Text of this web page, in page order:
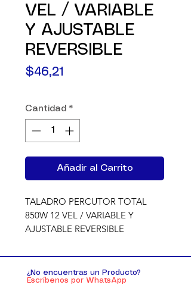
VEL / VARIABLE
Y AJUSTABLE
REVERSIBLE
$46,21
Cantidad *
Añadir al Carrito
TALADRO PERCUTOR TOTAL
850W 12 VEL / VARIABLE Y
AJUSTABLE REVERSIBLE
¿No encuentras un Producto?
Escríbenos por WhatsApp